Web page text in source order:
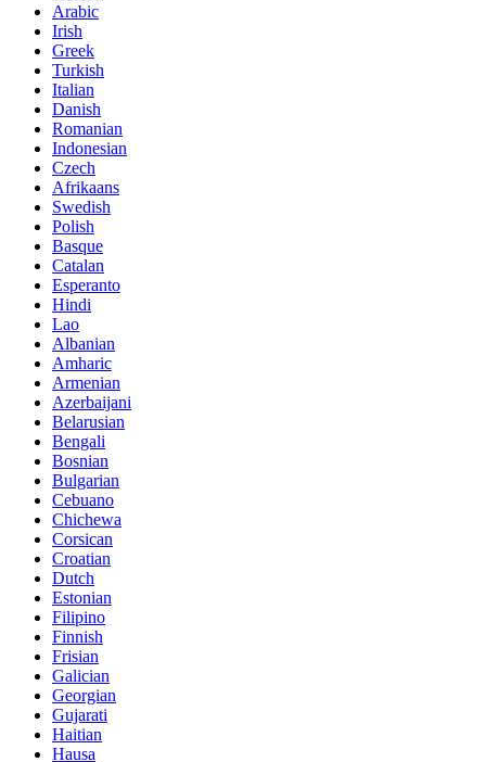
Arabic
Irish
Greek
Turkish
Italian
Danish
Romanian
Indonesian
Czech
Afrikaans
Swedish
Polish
Basque
Catalan
Esperanto
Hindi
Lao
Albanian
Amharic
Armenian
Azerbaijani
Belarusian
Bengali
Bosnian
Bulgarian
Cebuano
Chichewa
Corsican
Croatian
Dutch
Estonian
Filipino
Finnish
Frisian
Galician
Georgian
Gujarati
Haitian
Hausa